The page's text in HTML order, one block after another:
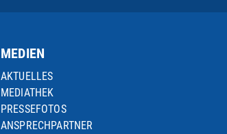
MEDIEN
AKTUELLES
MEDIATHEK
PRESSEFOTOS
ANSPRECHPARTNER